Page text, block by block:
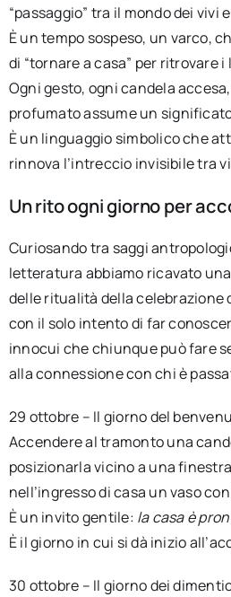
“passaggio” tra il mondo dei vivi
È un tempo sospeso, un varco,
di “tornare a casa” per ritrovare i
Ogni gesto, ogni candela
profumato assume un
È un linguaggio simbolico che
rinnova l’intreccio invisibile tra
Un rito ogni giorno per
Curiosando tra saggi
letteratura abbiamo ricavato
delle ritualità della celebrazione
con il solo intento di far
innocui che chiunque può fare
alla connessione con chi è
29 ottobre – Il giorno del
Accendere al tramonto una
posizionarla vicino a una
nell’ingresso di casa un vaso
È un invito gentile: la casa è
È il giorno in cui si dà inizio
30 ottobre – Il giorno dei